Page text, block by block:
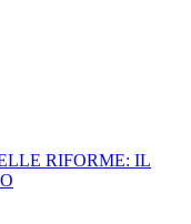
RIFORME: IL